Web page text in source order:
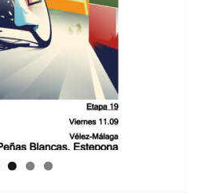
DEPORTIVAS